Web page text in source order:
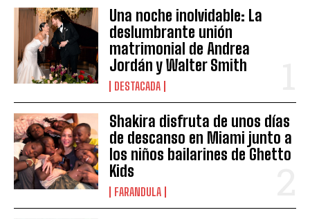
Una noche inolvidable: La
deslumbrante unión
matrimonial de Andrea
Jordán y Walter Smith
DESTACADA
Shakira disfruta de unos días
de descanso en Miami junto a
los niños bailarines de Ghetto
Kids
FARANDULA